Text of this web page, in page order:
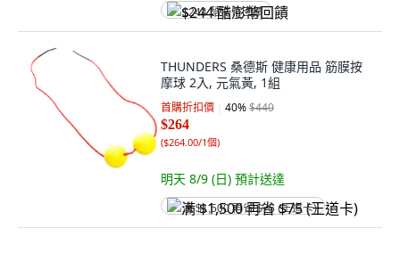
$244 酷澎幣回饋
THUNDERS 桑德斯 健康用品 筋膜按
摩球 2入, 元氣黃, 1組
首購折扣價 40%$440
$264
($264.00/1個)
明天 8/9 (日) 預計送達
满 $1,500 再省 $75 (王道卡)